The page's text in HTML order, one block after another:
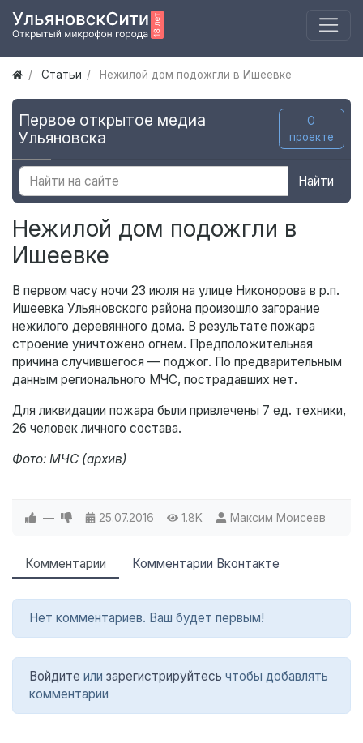
Статьи Нежилой дом подожгли в Ишеевке
Первое открытое медиа
Ульяновска
О
проекте
Найти
Нежилой дом подожгли в
Ишеевке
В первом часу ночи 23 июля на улице Никонорова в р.п.
Ишеевка Ульяновского района произошло загорание
нежилого деревянного дома. В результате пожара
строение уничтожено огнем. Предположительная
причина случившегося — поджог. По предварительным
данным регионального МЧС, пострадавших нет.
Для ликвидации пожара были привлечены 7 ед. техники,
26 человек личного состава.
Фото: МЧС (архив)
— 25.07.2016 1.8K Максим Моисеев
Комментарии Комментарии Вконтакте
Нет комментариев. Ваш будет первым!
Войдите или зарегистрируйтесь чтобы добавлять
комментарии